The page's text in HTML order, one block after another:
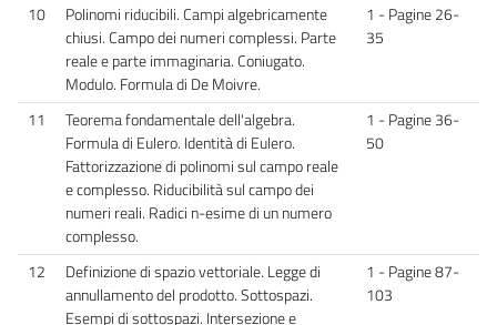
10
Polinomi riducibili. Campi algebricamente
chiusi. Campo dei numeri complessi. Parte
reale e parte immaginaria. Coniugato.
Modulo. Formula di De Moivre.
1 - Pagine 26-
35
11
Teorema fondamentale dell'algebra.
Formula di Eulero. Identità di Eulero.
Fattorizzazione di polinomi sul campo reale
e complesso. Riducibilità sul campo dei
numeri reali. Radici n-esime di un numero
complesso.
1 - Pagine 36-
50
12
Definizione di spazio vettoriale. Legge di
annullamento del prodotto. Sottospazi.
Esempi di sottospazi. Intersezione e
1 - Pagine 87-
103